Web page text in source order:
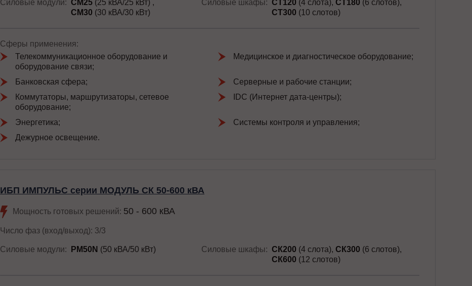
Силовые модули: СМ25 (25 кВА/25 кВт)
СМ30 (30 кВА/30 кВт)
Силовые шкафы: СТ120 (4 слота) СТ180 (6 слотов)
СТ300 (10 слотов)
Сферы применения:
Телекоммуникационное оборудование и
оборудование связи;
Медицинское и диагностическое оборудование;
Банковская сфера;
Серверные и рабочие станции;
Коммутаторы, маршрутизаторы, сетевое
оборудование;
IDC (Интернет дата-центры);
Энергетика;
Системы контроля и управления;
Дежурное освещение.
ИБП ИМПУЛЬС серии МОДУЛЬ СК 50-600 кВА
Мощность готовых решений: 50 - 600 кВА
Число фаз (вход/выход): 3/3
Силовые модули: PM50N (50 кВА/50 кВт) Силовые шкафы: СК200 (4 слота) СК300 (6 слотов)
СК600 (12 слотов)